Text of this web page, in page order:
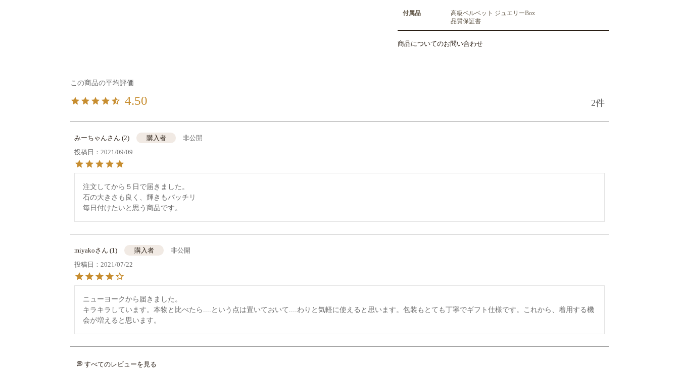
付属品
高級ベルベット ジュエリーBox
品質保証書
商品についてのお問い合わせ
4.50 2
みーちゃん 2 購入者
非公開
投稿日
2021/09/09
注文してから５日で届きました。
石の大きさも良く、輝きもバッチリ
miyako 1 購入者
非公開
投稿日
2021/07/22
ニューヨークから届きました。
キラキラしています。本物と比べたら....という点は置いておいて....わりと気軽に使えると思います。包装もとても丁寧でギフト仕様です。これから、着用する機
会が増えると思います。
すべてのレビューを見る